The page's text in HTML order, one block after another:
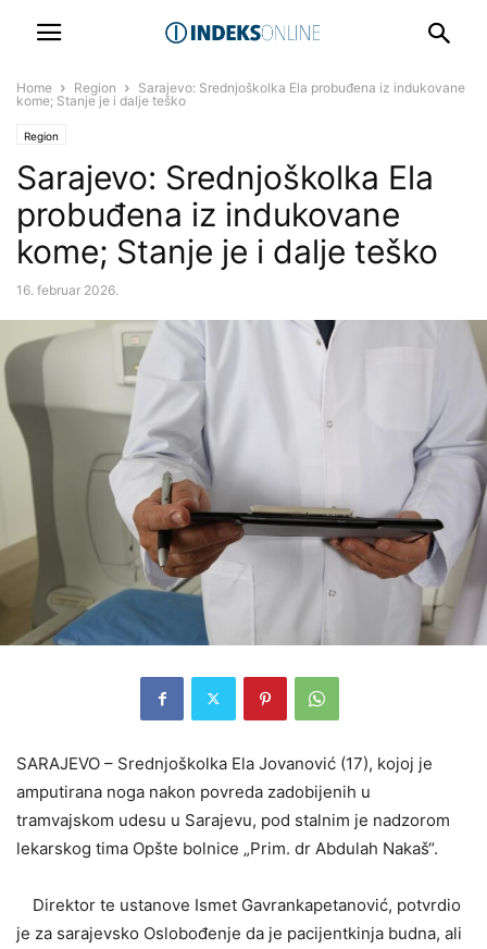
Home Region
Sarajevo: Srednjoškolka Ela probuđena iz indukovane
kome; Stanje je i dalje teško
Region
Sarajevo: Srednjoškolka Ela
probuđena iz indukovane
kome; Stanje je i dalje teško
16. februar 2026.
SARAJEVO – Srednjoškolka Ela Jovanović (17), kojoj je
amputirana noga nakon povreda zadobijenih u
tramvajskom udesu u Sarajevu, pod stalnim je nadzorom
lekarskog tima Opšte bolnice „Prim. dr Abdulah Nakaš“.
Direktor te ustanove Ismet Gavrankapetanović, potvrdio
je za sarajevsko Oslobođenje da je pacijentkinja budna, ali